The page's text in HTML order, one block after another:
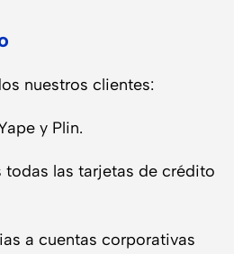
nuestros clientes:
y Plin.
todas las tarjetas de crédito
a cuentas corporativas